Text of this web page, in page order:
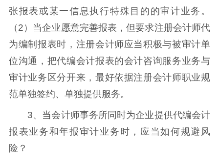
张报表或某一信息执行特殊目的的审计业务。
（2）当企业愿意完善报表，但要求注册会计师代
为编制报表时，注册会计师应当积极与被审计单
位沟通，把代编会计报表的会计咨询服务业务与
审计业务区分开来，最好依据注册会计师职业规
范单独签约、单独提供服务。
3、当会计师事务所同时为企业提供代编会计
报表业务和年报审计业务时，应当如何规避风
险？